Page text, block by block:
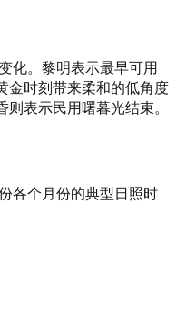
化。黎明表示最早可用
金时刻带来柔和的低角度
表示民用曙暮光结束。
各个月份的典型日照时